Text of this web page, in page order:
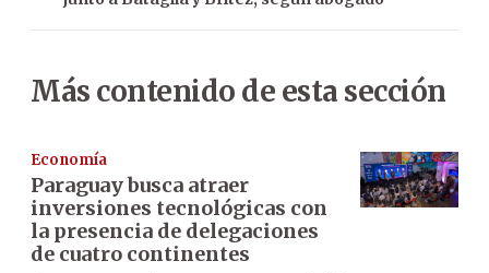
Más contenido de esta sección
Economía
Paraguay busca atraer
inversiones tecnológicas con
la presencia de delegaciones
de cuatro continentes